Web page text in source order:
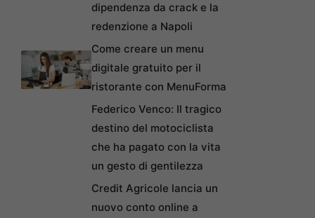
dipendenza da crack e la
redenzione a Napoli
Come creare un menu
digitale gratuito per il
ristorante con MenuForma
Federico Venco: Il tragico
destino del motociclista
che ha pagato con la vita
un gesto di gentilezza
Credit Agricole lancia un
nuovo conto online a